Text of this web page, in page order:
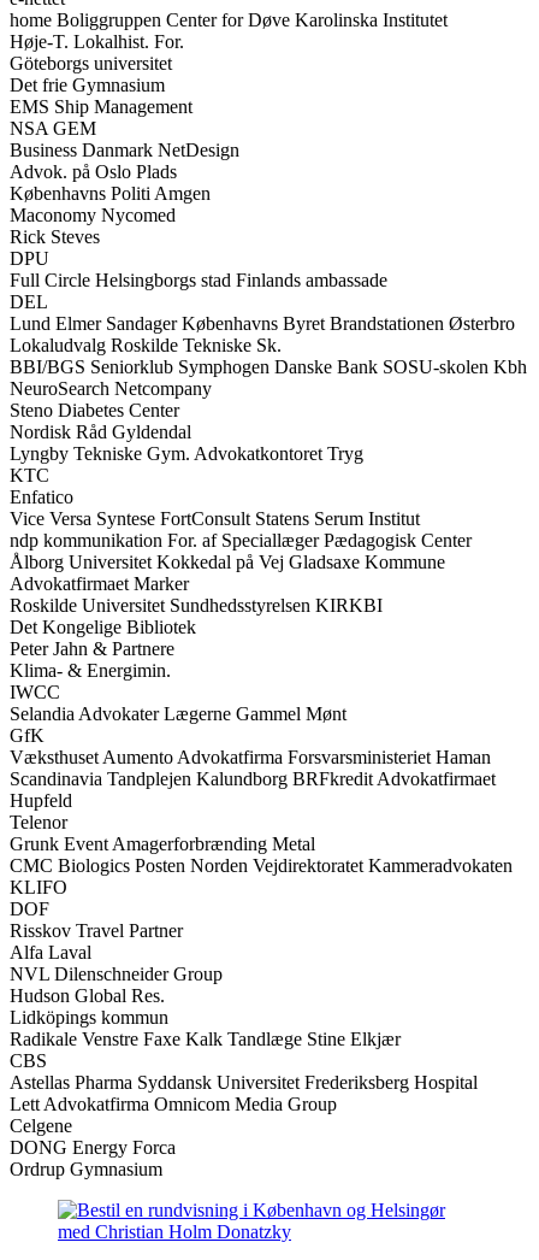
home Boliggruppen Center for Døve Karolinska Institutet
Høje-T. Lokalhist. For.
Göteborgs universitet
Det frie Gymnasium
EMS Ship Management
NSA GEM
Business Danmark NetDesign
Advok. på Oslo Plads
Københavns Politi Amgen
Maconomy Nycomed
Rick Steves
DPU
Full Circle Helsingborgs stad Finlands ambassade
DEL
Lund Elmer Sandager Københavns Byret Brandstationen Østerbro
Lokaludvalg Roskilde Tekniske Sk.
BBI/BGS Seniorklub Symphogen Danske Bank SOSU-skolen Kbh
NeuroSearch Netcompany
Steno Diabetes Center
Nordisk Råd Gyldendal
Lyngby Tekniske Gym. Advokatkontoret Tryg
KTC
Enfatico
Vice Versa Syntese FortConsult Statens Serum Institut
ndp kommunikation For. af Speciallæger Pædagogisk Center
Ålborg Universitet Kokkedal på Vej Gladsaxe Kommune
Advokatfirmaet Marker
Roskilde Universitet Sundhedsstyrelsen KIRKBI
Det Kongelige Bibliotek
Peter Jahn & Partnere
Klima- & Energimin.
IWCC
Selandia Advokater Lægerne Gammel Mønt
GfK
Væksthuset Aumento Advokatfirma Forsvarsministeriet Haman
Scandinavia Tandplejen Kalundborg BRFkredit Advokatfirmaet
Hupfeld
Telenor
Grunk Event Amagerforbrænding Metal
CMC Biologics Posten Norden Vejdirektoratet Kammeradvokaten
KLIFO
DOF
Risskov Travel Partner
Alfa Laval
NVL Dilenschneider Group
Hudson Global Res.
Lidköpings kommun
Radikale Venstre Faxe Kalk Tandlæge Stine Elkjær
CBS
Astellas Pharma Syddansk Universitet Frederiksberg Hospital
Lett Advokatfirma Omnicom Media Group
Celgene
DONG Energy Forca
Ordrup Gymnasium